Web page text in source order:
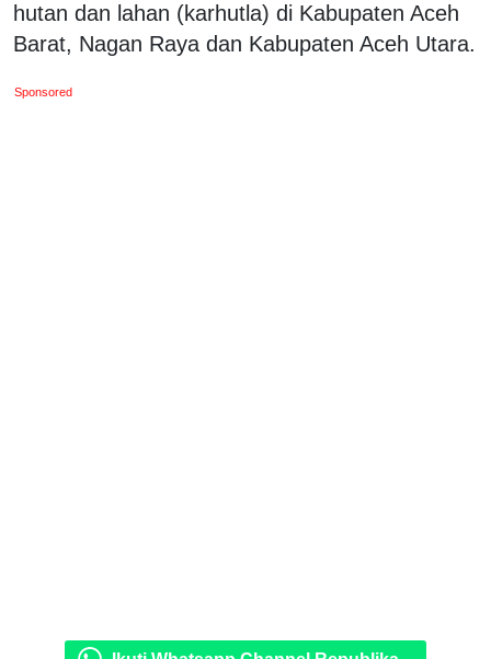
hutan dan lahan (karhutla) di Kabupaten Aceh
Barat, Nagan Raya dan Kabupaten Aceh Utara.
Sponsored